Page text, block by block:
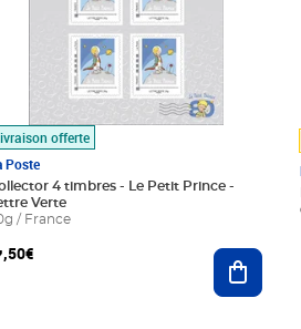
panier
offerte
Poste
4 timbres - Le Petit Prince -
Verte
/ France
,50€